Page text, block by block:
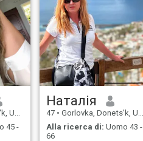
45 -
Наталія
47 • Gorlovka, Donets'k, Ucraina
Alla ricerca di: Uomo 43 -
66